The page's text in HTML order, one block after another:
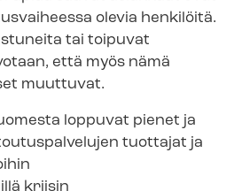
olevia henkilöitä.
tai toipuvat
että myös nämä
muuttuvat.
loppuvat pienet ja
tuottajat ja
kriisin